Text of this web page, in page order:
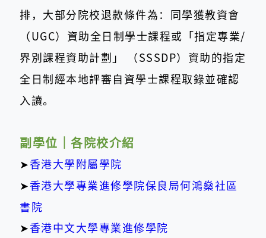
排，大部分院校退款條件為：同學獲教資會
（UGC）資助全日制學士課程或「指定專業/
界別課程資助計劃」 （SSSDP）資助的指定
全日制經本地評審自資學士課程取錄並確認
入讀。
副學位｜各院校介紹
➤ 香港大學附屬學院
➤ 香港大學專業進修學院保良局何鴻燊社區
書院
➤ 香港中文大學專業進修學院